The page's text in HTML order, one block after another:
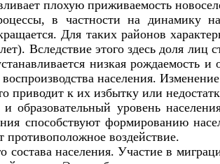
плохую приживаемость
в частности на динамику
Для таких районов
Вследствие этого здесь доля
низкая рождаемость
населения.
приводит к их избытку или
образовательный уровень
способствуют формированию
воздействие.
населения. Участие в